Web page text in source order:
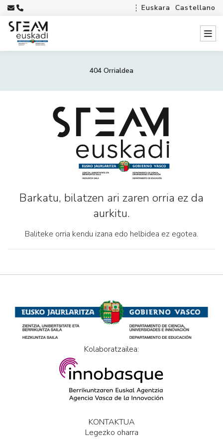
Euskara Castellano
404 Orrialdea
Barkatu, bilatzen ari zaren orria ez da
aurkitu.
Baliteke orria kendu izana edo helbidea ez egotea.
Kolaboratzailea:
KONTAKTUA
Legezko oharra